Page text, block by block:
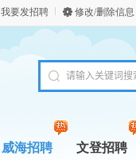
我要发招聘 修改/删除信息
威海招聘 文登招聘